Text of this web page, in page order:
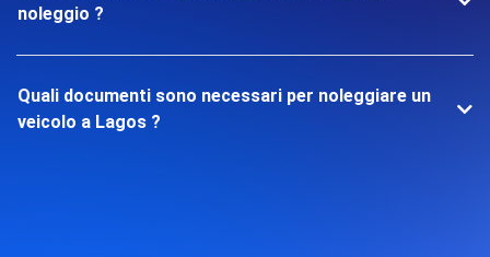
noleggio ?
Quali documenti sono necessari per noleggiare un
veicolo a Lagos ?